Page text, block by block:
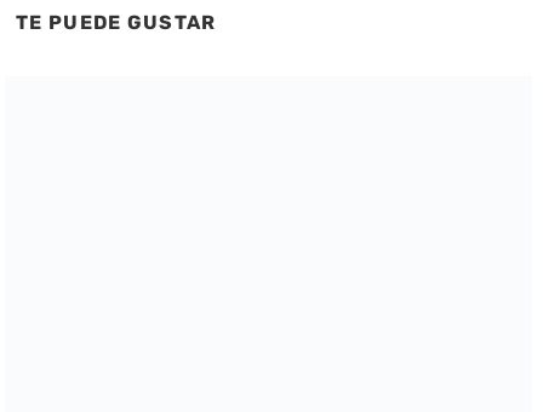
TE PUEDE GUSTAR